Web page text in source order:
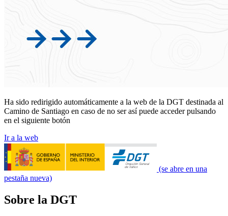
Ha sido redirigido automáticamente a la web de la DGT destinada al
Camino de Santiago en caso de no ser así puede acceder pulsando
en el siguiente botón
Ir a la web
(se abre en una
pestaña nueva)
Sobre la DGT